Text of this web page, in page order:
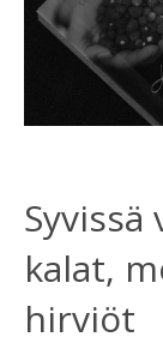
kalat,
hirviöt